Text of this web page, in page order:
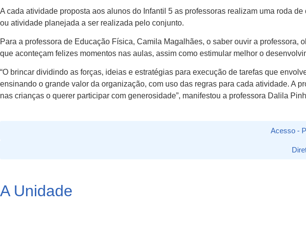
A cada atividade proposta aos alunos do Infantil 5 as professoras realizam uma roda
ou atividade planejada a ser realizada pelo conjunto.
Para a professora de Educação Física, Camila Magalhães, o saber ouvir a
que aconteçam felizes momentos nas aulas, assim como estimular melhor o
“O brincar dividindo as forças, ideias e estratégias para execução de tarefas que
ensinando o grande valor da organização, com uso das regras para cada atividade. A
nas crianças o querer participar com generosidade”, manifestou a professora Dalila
Acesso -
A Unidade